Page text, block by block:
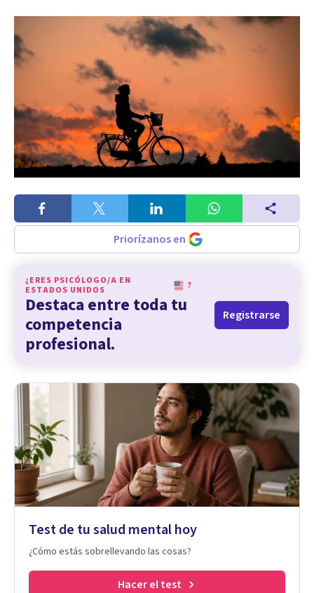
Priorízanos en
¿ERES PSICÓLOGO/A EN
ESTADOS UNIDOS
?
Destaca entre toda tu
competencia
profesional.
Registrarse
Test de tu salud mental hoy
¿Cómo estás sobrellevando las cosas?
Hacer el test